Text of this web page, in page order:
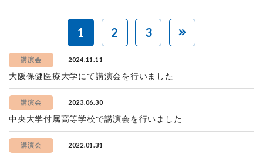
1 2 3
講演会 2024.11.11
大阪保健医療大学にて講演会を行いました
講演会 2023.06.30
中央大学付属高等学校で講演会を行いました
講演会 2022.01.31